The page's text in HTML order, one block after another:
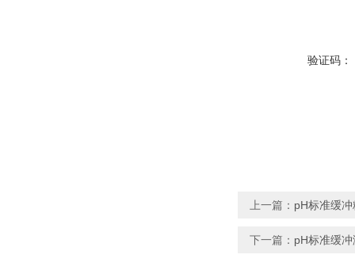
验证码：
上一篇： pH标准缓
下一篇： pH标准缓